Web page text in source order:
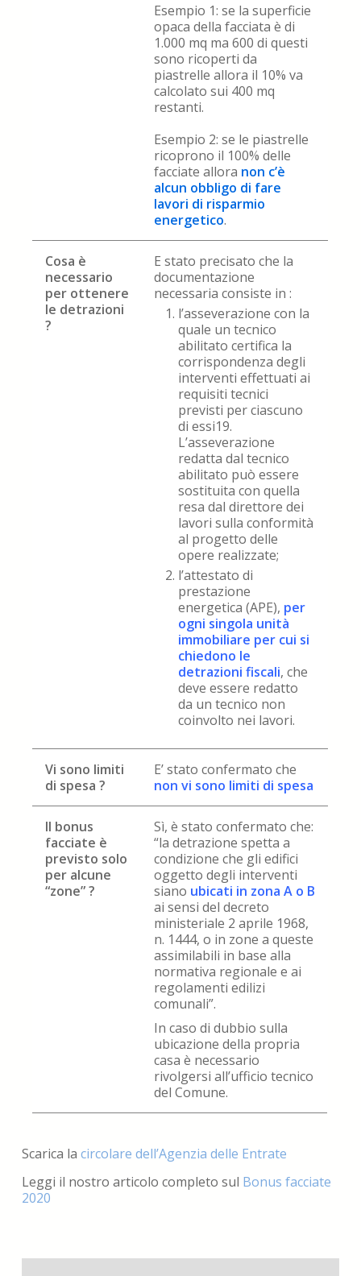
Esempio 1: se la superficie
opaca della facciata è di
1.000 mq ma 600 di questi
sono ricoperti da
piastrelle allora il 10% va
calcolato sui 400 mq
restanti.
Esempio 2: se le piastrelle
ricoprono il 100% delle
facciate allora non c’è
alcun obbligo di fare
lavori di risparmio
energetico.
Cosa è
necessario
per ottenere
le detrazioni
?
E stato precisato che la
documentazione
necessaria consiste in :
l’asseverazione con la
quale un tecnico
abilitato certifica la
corrispondenza degli
interventi effettuati ai
requisiti tecnici
previsti per ciascuno
di essi19.
L’asseverazione
redatta dal tecnico
abilitato può essere
sostituita con quella
resa dal direttore dei
lavori sulla conformità
al progetto delle
opere realizzate;
l’attestato di
prestazione
energetica (APE), per
ogni singola unità
immobiliare per cui si
chiedono le
detrazioni fiscali, che
deve essere redatto
da un tecnico non
coinvolto nei lavori.
Vi sono limiti
di spesa ?
E’ stato confermato che
non vi sono limiti di spesa
Il bonus
facciate è
previsto solo
per alcune
“zone” ?
Sì, è stato confermato che:
“la detrazione spetta a
condizione che gli edifici
oggetto degli interventi
siano ubicati in zona A o B
ai sensi del decreto
ministeriale 2 aprile 1968,
n. 1444, o in zone a queste
assimilabili in base alla
normativa regionale e ai
regolamenti edilizi
comunali”.
In caso di dubbio sulla
ubicazione della propria
casa è necessario
rivolgersi all’ufficio tecnico
del Comune.
Scarica la circolare dell’Agenzia delle Entrate
Leggi il nostro articolo completo sul Bonus facciate
2020